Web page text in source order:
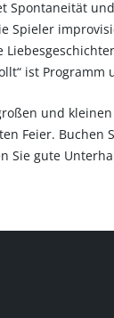
Spontaneität
Spieler
ist
und
Feier.
Sie gute